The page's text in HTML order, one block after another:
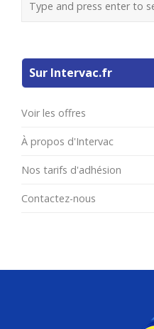
Sur Intervac.fr
Voir les offres
À propos d'Intervac
Nos tarifs d'adhésion
Contactez-nous